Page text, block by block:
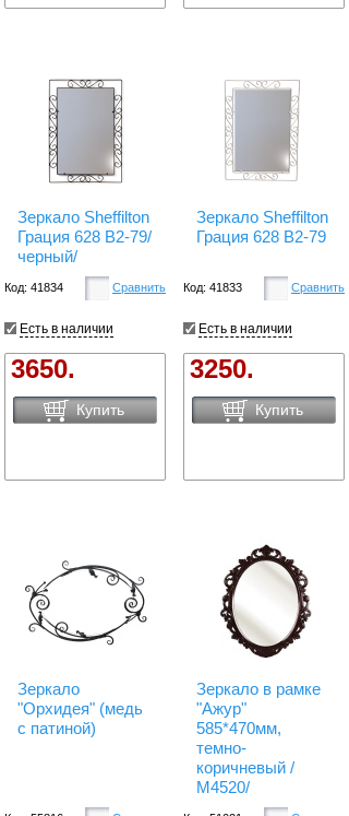
Зеркало Sheffilton
Грация 628 B2-79/
черный/
Код: 41834 Сравнить
Есть в наличии
3650.
Купить
Зеркало Sheffilton
Грация 628 B2-79
Код: 41833 Сравнить
Есть в наличии
3250.
Купить
Зеркало
"Орхидея" (медь
с патиной)
Зеркало в рамке
"Ажур"
585*470мм,
темно-
коричневый /
М4520/